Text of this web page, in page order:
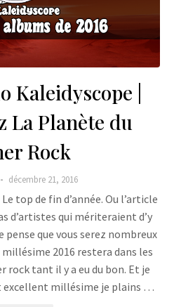
Kaleidyscope |
La Planète du
Rock
décembre 21, 2016
top de fin d’année. Ou l’article
d’artistes qui mériteraient d’y
pense que vous serez nombreux
2016 restera dans les
rock tant il y a eu du bon. Et je
excellent millésime je plains …